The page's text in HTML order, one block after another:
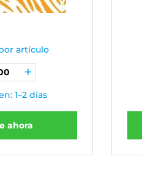
artículo
1–2 días
ahora